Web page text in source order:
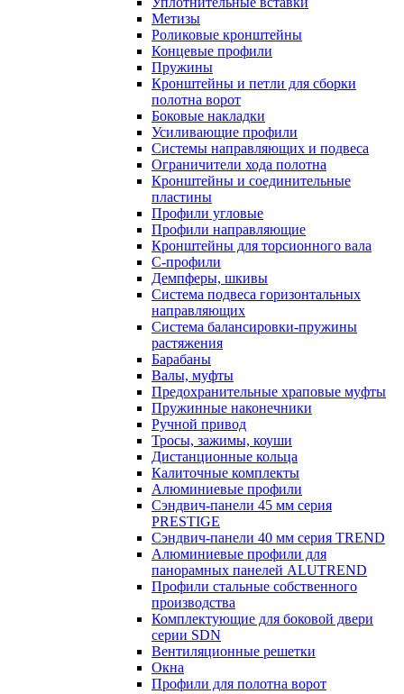
Метизы
Роликовые кронштейны
Концевые профили
Пружины
Кронштейны и петли для сборки
полотна ворот
Боковые накладки
Усиливающие профили
Системы направляющих и подвеса
Ограничители хода полотна
Кронштейны и соединительные
пластины
Профили угловые
Профили направляющие
Кронштейны для торсионного вала
С-профили
Демпферы, шкивы
Система подвеса горизонтальных
направляющих
Система балансировки-пружины
растяжения
Барабаны
Валы, муфты
Предохранительные храповые муфты
Пружинные наконечники
Ручной привод
Тросы, зажимы, коуши
Дистанционные кольца
Калиточные комплекты
Алюминиевые профили
Сэндвич-панели 45 мм серия
PRESTIGE
Сэндвич-панели 40 мм серия TREND
Алюминиевые профили для
панорамных панелей ALUTREND
Профили стальные собственного
производства
Комплектующие для боковой двери
серии SDN
Вентиляционные решетки
Окна
Профили для полотна ворот